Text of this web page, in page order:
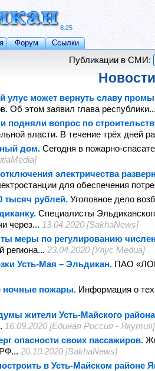
8.25
Форум Ссылки
Публикации в СМИ:
улус может вернуть славу
Об этом заявил глава республики...
подняли вопрос по
власти. В течение трёх дней
дом. Сегодня в пожарно-
электричества
для обеспечения
тысяч рублей. Уголовное дело
Специалисты
через... 13.04.2020 [SakhaNews]
меры по регулированию
региона... 23.04.2020 [Улус Медиа]
Усть-Мая – Эльдикан. ПАО
ночные пожары. Информация о
жители Усть-Майского
16.09.2020 [Единая Россия - Якутия]
опасности своих пассажиров.
20.10.2020 [SakhaNews]
в Усть-Майском районе